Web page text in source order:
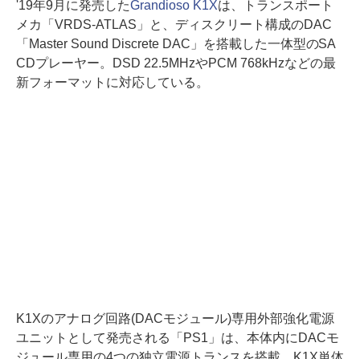
'19年9月に発売したGrandioso K1Xは、トランスポート
メカ「VRDS-ATLAS」と、ディスクリート構成のDAC
「Master Sound Discrete DAC」を搭載した一体型のSA
CDプレーヤー。DSD 22.5MHzやPCM 768kHzなどの最
新フォーマットに対応している。
K1Xのアナログ回路(DACモジュール)専用外部強化電源
ユニットとして発売される「PS1」は、本体内にDACモ